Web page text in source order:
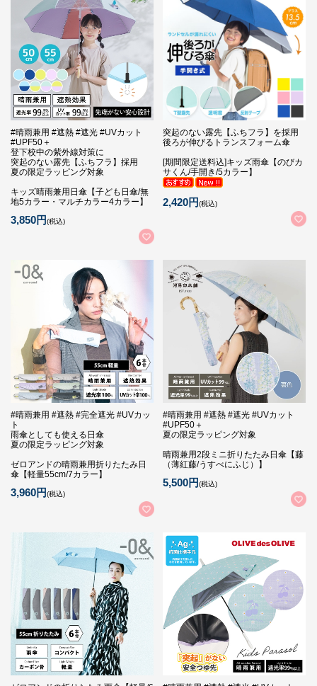
#晴雨兼用 #遮熱 #遮光 #UVカット
#UPF50＋
登下校中の紫外線対策に
突起のない露先【ふちフラ】採用
夏の限定ラッピング対象
キッズ晴雨兼用日傘【子ども日傘/無
地5カラー・マルチカラー4カラー】
3,850円(税込)
突起のない露先【ふちフラ】を採用
後ろが伸びるトランスフォーム傘
[期間限定送料込]キッズ雨傘【のびカ
サくん/手開き/5カラー】
2,420円(税込)
#晴雨兼用 #遮熱 #完全遮光 #UVカッ
ト
雨傘としても使える日傘
夏の限定ラッピング対象
ゼロアンドの晴雨兼用折りたたみ日
傘【軽量55cm/7カラー】
3,960円(税込)
#晴雨兼用 #遮熱 #遮光 #UVカット
#UPF50＋
夏の限定ラッピング対象
晴雨兼用2段ミニ折りたたみ日傘【藤
（薄紅藤/うすべにふじ）】
5,500円(税込)